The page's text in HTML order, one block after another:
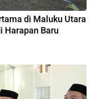
di Maluku Utara
Harapan Baru